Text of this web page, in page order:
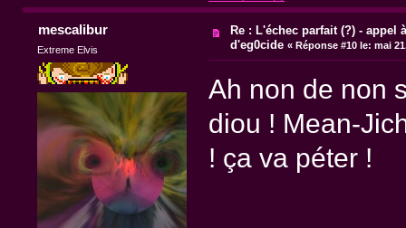
mescalibur
Extreme Elvis
Re : L'échec parfait (?) - appel
d'eg0cide «Réponse #10 le: mai
Ah non de non
diou ! Mean-
! ça va péter !